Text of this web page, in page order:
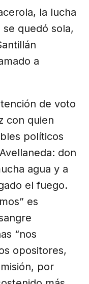
la lucha
se quedó sola,
a
de voto
con quien
políticos
don
agua y a
el fuego.
es
“nos
opositores,
por